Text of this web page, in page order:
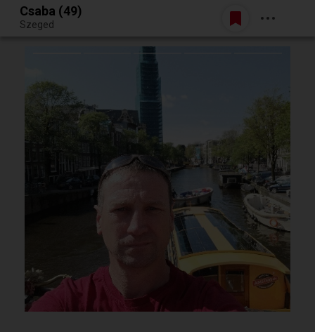
Egy jó randiból bármi lehet.
Belépés
Csaba (49)
Szeged